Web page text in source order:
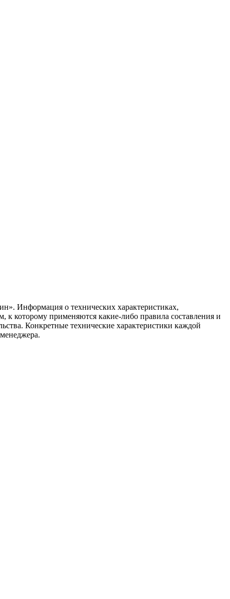
Информация о технических характеристиках,
к которому применяются какие-либо правила составления и
Конкретные технические характеристики каждой